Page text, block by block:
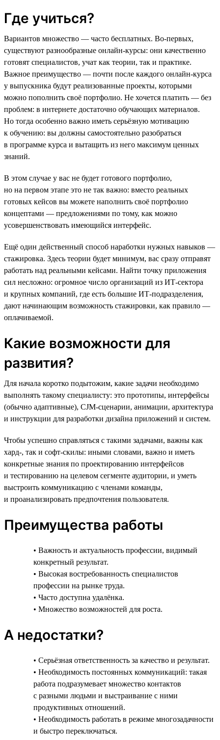
Где учиться?
Вариантов множество — часто бесплатных. Во-первых,
существуют разнообразные онлайн-курсы: они качественно
готовят специалистов, учат как теории, так и практике.
Важное преимущество — почти после каждого онлайн-курса
у выпускника будут реализованные проекты, которыми
можно пополнить своё портфолио. Не хочется платить — без
проблем: в интернете достаточно обучающих материалов.
Но тогда особенно важно иметь серьёзную мотивацию
к обучению: вы должны самостоятельно разобраться
в программе курса и вытащить из него максимум ценных
знаний.
В этом случае у вас не будет готового портфолио,
но на первом этапе это не так важно: вместо реальных
готовых кейсов вы можете наполнить своё портфолио
концептами — предложениями по тому, как можно
усовершенствовать имеющийся интерфейс.
Ещё один действенный способ наработки нужных навыков —
стажировка. Здесь теории будет минимум, вас сразу отправят
работать над реальными кейсами. Найти точку приложения
сил несложно: огромное число организаций из ИТ-сектора
и крупных компаний, где есть большие ИТ-подразделения,
дают начинающим возможность стажировки, как правило —
оплачиваемой.
Какие возможности для
развития?
Для начала коротко подытожим, какие задачи необходимо
выполнять такому специалисту: это прототипы, интерфейсы
(обычно адаптивные), CJM-сценарии, анимации, архитектура
и инструкции для разработки дизайна приложений и систем.
Чтобы успешно справляться с такими задачами, важны как
хард-, так и софт-скилы: иными словами, важно и иметь
конкретные знания по проектированию интерфейсов
и тестированию на целевом сегменте аудитории, и уметь
выстроить коммуникацию с членами команды,
и проанализировать предпочтения пользователя.
Преимущества работы
• Важность и актуальность профессии, видимый
конкретный результат.
• Высокая востребованность специалистов
профессии на рынке труда.
• Часто доступна удалёнка.
• Множество возможностей для роста.
А недостатки?
• Серьёзная ответственность за качество и результат.
• Необходимость постоянных коммуникаций: такая
работа подразумевает множество контактов
с разными людьми и выстраивание с ними
продуктивных отношений.
• Необходимость работать в режиме многозадачности
и быстро переключаться.